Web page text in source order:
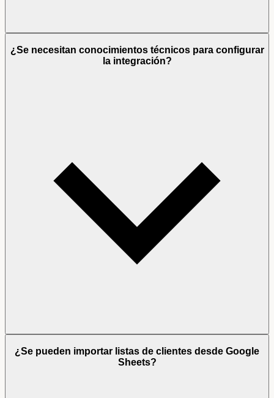
¿Se necesitan conocimientos técnicos para configurar
la integración?
¿Se pueden importar listas de clientes desde Google
Sheets?